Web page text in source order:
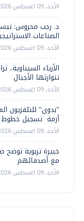
الأحد، 09 اغسطس 2026 01:43 ص
د. رجب محروس:
الصناعات
الأحد، 09 اغسطس 2026 01:35 ص
الأزياء
تتوارثها الأجيال
الأحد، 09 اغسطس 2026 01:29 ص
"بدوي" للتلفزيون
أزمة تسجيل خطوط
الأحد، 09 اغسطس 2026 01:24 ص
خبيرة تربوية توضح
مع أصدقائهم
الأحد، 09 اغسطس 2026 01:21 ص